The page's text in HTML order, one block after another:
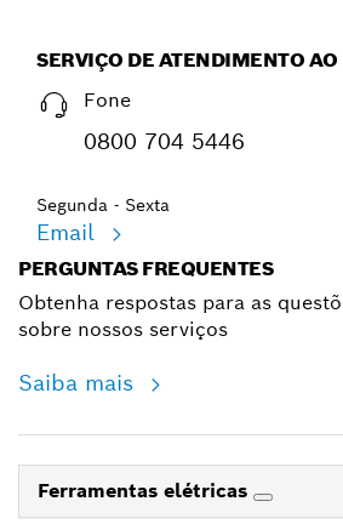
SERVIÇO DE ATENDIMENTO
Fone
0800 704 5446
Segunda - Sexta
Email
PERGUNTAS FREQUENTES
Obtenha respostas para as
sobre nossos serviços
Saiba mais
Ferramentas elétricas